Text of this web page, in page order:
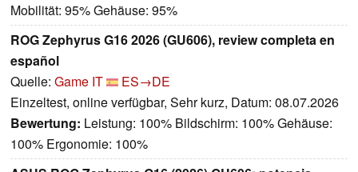
Mobilität: 95% Gehäuse: 95%
ROG Zephyrus G16 2026 (GU606), review completa en
español
Quelle: Game IT
ES→DE
Einzeltest, online verfügbar, Sehr kurz, Datum: 08.07.2026
Bewertung: Leistung: 100% Bildschirm: 100% Gehäuse:
100% Ergonomie: 100%